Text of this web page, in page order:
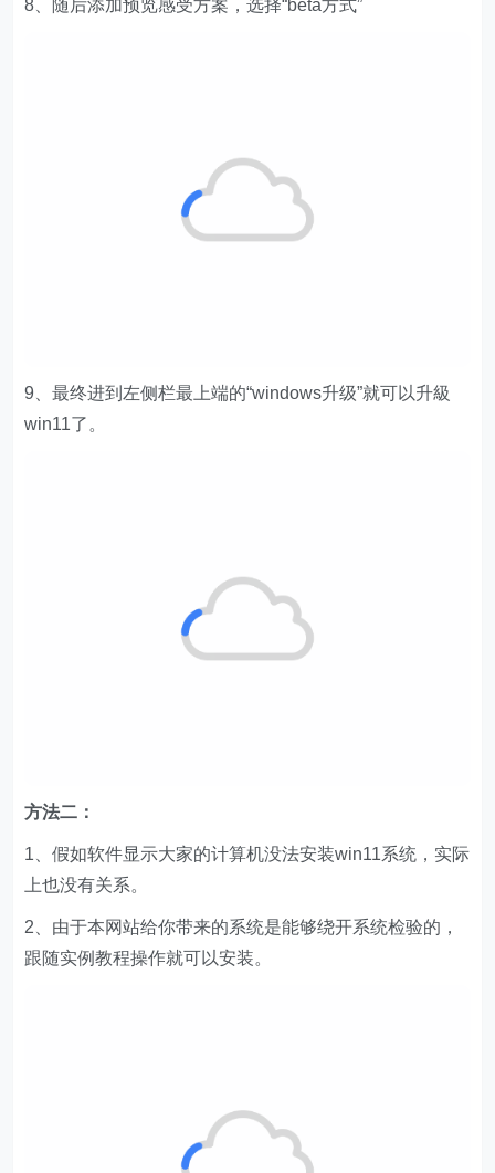
8、随后添加预览感受方案，选择“beta方式”
9、最终进到左侧栏最上端的“windows升级”就可以升級
win11了。
方法二：
1、假如软件显示大家的计算机没法安装win11系统，实际
上也没有关系。
2、由于本网站给你带来的系统是能够绕开系统检验的，
跟随实例教程操作就可以安装。